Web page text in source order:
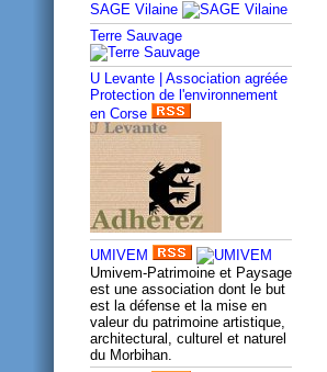
SAGE Vilaine
Terre Sauvage
U Levante | Association agréée
Protection de l'environnement
en Corse
UMIVEM
Umivem-Patrimoine et Paysage
est une association dont le but
est la défense et la mise en
valeur du patrimoine artistique,
architectural, culturel et naturel
du Morbihan.